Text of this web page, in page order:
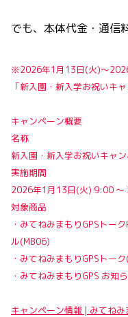
でも、本体代金・通信
※2026年1月13日(火)〜
「新入園・新入学お祝いキ
キャンペーン概要
名称
新入園・新入学お祝いキャ
実施期間
2026年1月13日(火) 9:00
対象商品
・みてねみまもりGPSトー
ル(MB06)
・みてねみまもりGPSトー
・みてねみまもりGPS お知
キャンペーン情報 | みてねみ